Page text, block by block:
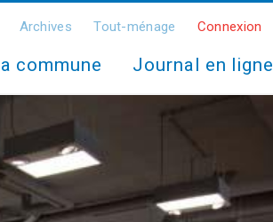
Archives Tout-ménage Connexion
commune Journal en ligne